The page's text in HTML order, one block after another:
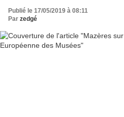
Publié le 17/05/2019 à 08:11
Par zedgé